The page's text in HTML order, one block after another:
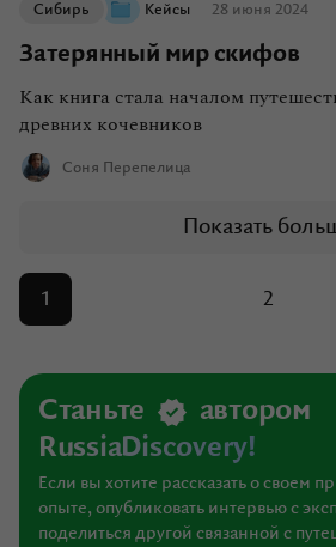
Кейсы
Сибирь 28 июня 2024
Затерянный мир скифов
Как книга стала началом
древних кочевников
Соня Перепелица
Показать
1 2
Станьте
автором
RussiaDiscovery!
Если вы хотите рассказать о своем
опыте, опубликовать интервью с
поделиться другой связанной с